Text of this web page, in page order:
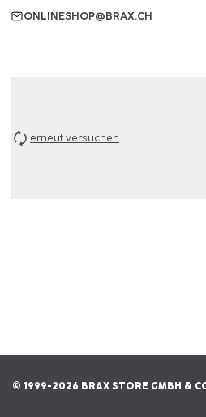
ONLINESHOP@BRAX.CH
erneut versuchen
© 1999-2026 BRAX STORE GMBH &